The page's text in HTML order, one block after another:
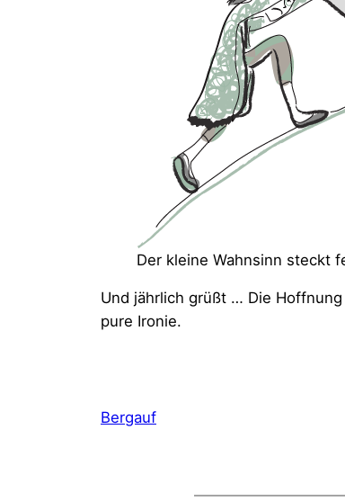
Der kleine Wahnsinn steckt
Und jährlich grüßt … Die
pure Ironie.
Bergauf